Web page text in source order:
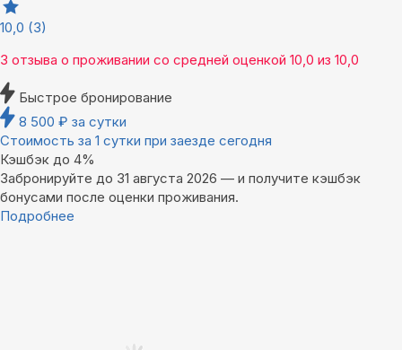
10,0 (3)
3 отзыва о проживании со средней оценкой 10,0 из 10,0
Быстрое бронирование
8 500 ₽ за сутки
Стоимость за 1 сутки при заезде сегодня
Кэшбэк до 4%
Забронируйте до 31 августа 2026 — и получите кэшбэк
бонусами после оценки проживания.
Подробнее